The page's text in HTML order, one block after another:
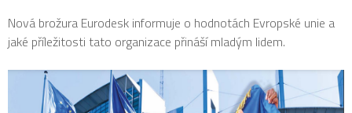
Nová brožura Eurodesk informuje o hodnotách Evropské unie a
jaké příležitosti tato organizace přináší mladým lidem.